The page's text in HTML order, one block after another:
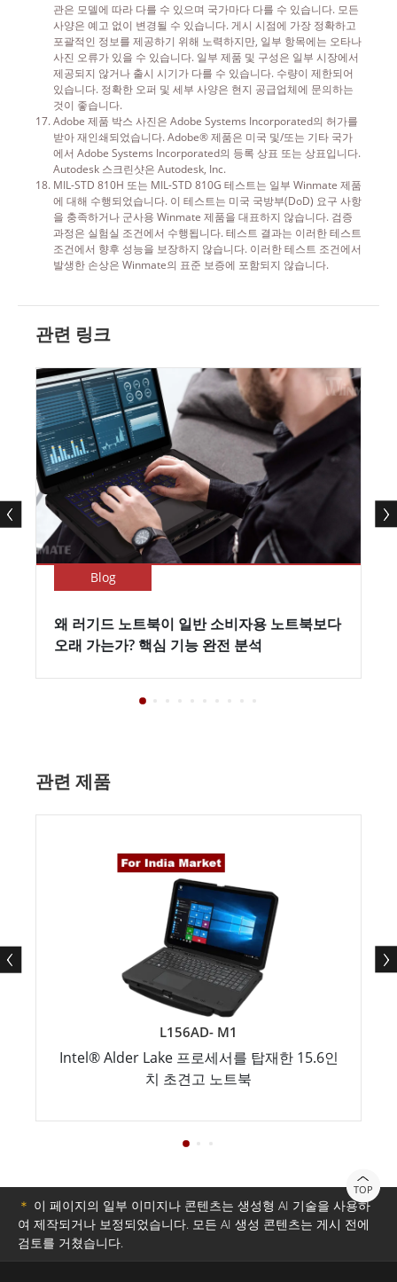
관은 모델에 따라 다를 수 있으며 국가마다 다를 수 있습니다. 모든
사양은 예고 없이 변경될 수 있습니다. 게시 시점에 가장 정확하고
포괄적인 정보를 제공하기 위해 노력하지만, 일부 항목에는 오타나
사진 오류가 있을 수 있습니다. 일부 제품 및 구성은 일부 시장에서
제공되지 않거나 출시 시기가 다를 수 있습니다. 수량이 제한되어
있습니다. 정확한 오퍼 및 세부 사양은 현지 공급업체에 문의하는
것이 좋습니다.
Adobe 제품 박스 사진은 Adobe Systems Incorporated의 허가를
받아 재인쇄되었습니다. Adobe® 제품은 미국 및/또는 기타 국가
에서 Adobe Systems Incorporated의 등록 상표 또는 상표입니다.
Autodesk 스크린샷은 Autodesk, Inc.
MIL-STD 810H 또는 MIL-STD 810G 테스트는 일부 Winmate 제품
에 대해 수행되었습니다. 이 테스트는 미국 국방부(DoD) 요구 사항
을 충족하거나 군사용 Winmate 제품을 대표하지 않습니다. 검증
과정은 실험실 조건에서 수행됩니다. 테스트 결과는 이러한 테스트
조건에서 향후 성능을 보장하지 않습니다. 이러한 테스트 조건에서
발생한 손상은 Winmate의 표준 보증에 포함되지 않습니다.
관련 링크
Blog
왜 러기드 노트북이 일반 소비자용 노트북보다
오래 가는가? 핵심 기능 완전 분석
관련 제품
L156AD- M1
Intel® Alder Lake 프로세서를 탑재한 15.6인
치 초견고 노트북
TOP
＊ 이 페이지의 일부 이미지나 콘텐츠는 생성형 AI 기술을 사용하
여 제작되거나 보정되었습니다. 모든 AI 생성 콘텐츠는 게시 전에
검토를 거쳤습니다.